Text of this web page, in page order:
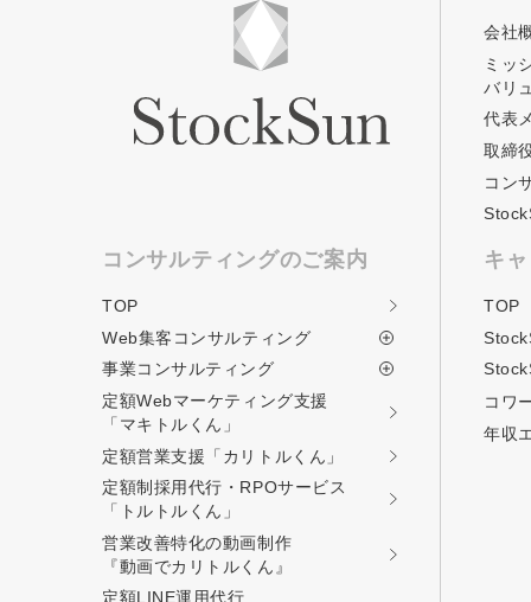
会社
ミッ
バリ
代表
取締
コン
コンサルティングのご案内
TOP
Web集客コンサルティング
事業コンサルティング
定額Webマーケティング支援
「マキトルくん」
定額営業支援 「カリトルくん」
定額制採用代行・RPOサービス
「トルトルくん」
営業改善特化の動画制作
『動画でカリトルくん』
定額LINE運用代行
キ
TOP
コワ
年収